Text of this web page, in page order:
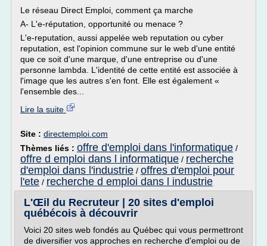
Le réseau Direct Emploi, comment ça marche
A- L'e-réputation, opportunité ou menace ?
L'e-reputation, aussi appelée web reputation ou cyber
reputation, est l'opinion commune sur le web d'une entité
que ce soit d'une marque, d'une entreprise ou d'une
personne lambda. L'identité de cette entité est associée à
l'image que les autres s'en font. Elle est également «
l'ensemble des...
Lire la suite
Site : directemploi.com
Thèmes liés : offre d'emploi dans l'informatique /
offre d emploi dans l informatique / recherche
d'emploi dans l'industrie / offres d'emploi pour
l'ete / recherche d emploi dans l industrie
L'Œil du Recruteur | 20 sites d'emploi
québécois à découvrir
Voici 20 sites web fondés au Québec qui vous permettront
de diversifier vos approches en recherche d'emploi ou de